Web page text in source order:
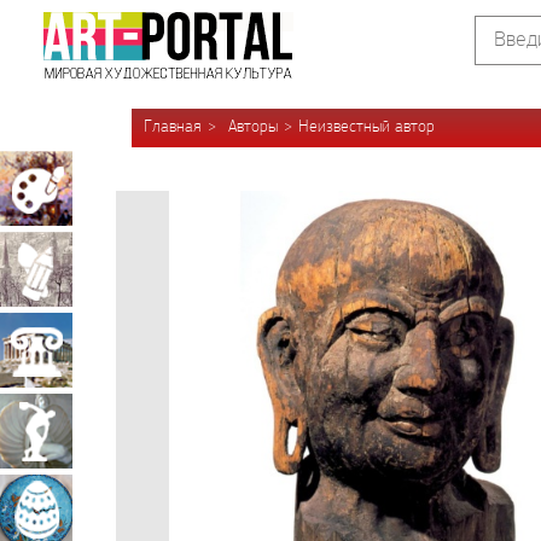
Главная Авторы Неизвестный автор
Живопись